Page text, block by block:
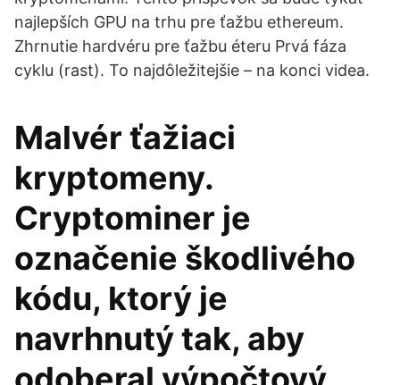
najlepších GPU na trhu pre ťažbu ethereum.
Zhrnutie hardvéru pre ťažbu éteru Prvá fáza
cyklu (rast). To najdôležitejšie – na konci videa.
Malvér ťažiaci
kryptomeny.
Cryptominer je
označenie škodlivého
kódu, ktorý je
navrhnutý tak, aby